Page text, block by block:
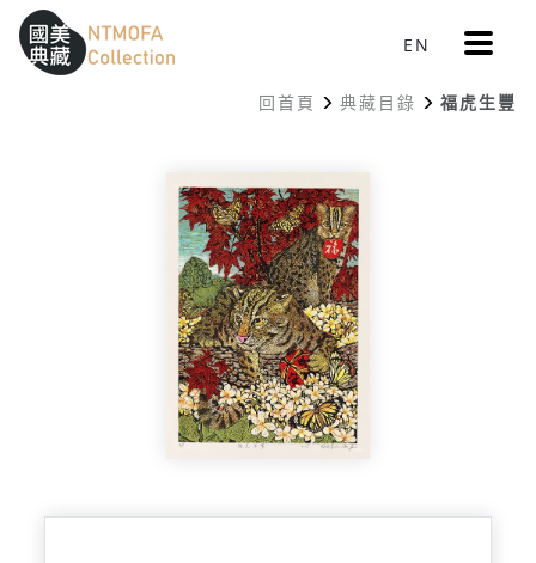
跳到中間主要內容區
網站導覽
::: EN 更
多
單
回首頁 典藏目錄 福虎生豐